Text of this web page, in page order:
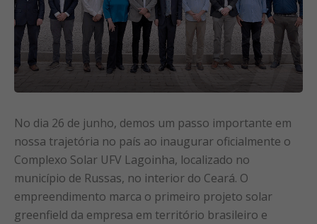
No dia 26 de junho, demos um passo importante em
nossa trajetória no país ao inaugurar oficialmente o
Complexo Solar UFV Lagoinha, localizado no
município de Russas, no interior do Ceará. O
empreendimento marca o primeiro projeto solar
greenfield da empresa em território brasileiro e